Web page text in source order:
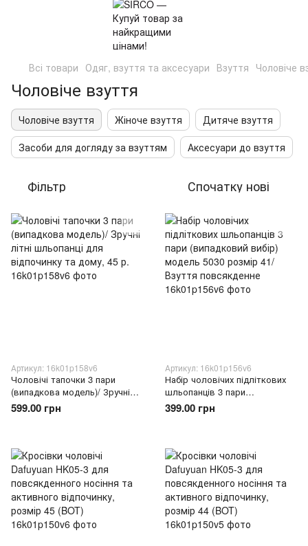
Всі товари Одяг, взуття та аксесуари Взуття Чоловіче
Чоловіче взуття
Чоловіче взуття Жіноче взуття
Дитяче взуття
Засоби для догляду за взуттям
Аксесуари до взуття
Фільтр Спочатку нові
Артикул: 16k01p158v6
Чоловічі тапочки 3 пари
(випадкова модель)/ Зручні
літні шльопанці для
відпочинку та дому, 45 р.
599.00 грн
Артикул: 16k01p156v6
Набір чоловічих підліткових
шльопанців 3 пари
(випадковий вибір) модель
5030 розмір 41/Взуття
399.00 грн